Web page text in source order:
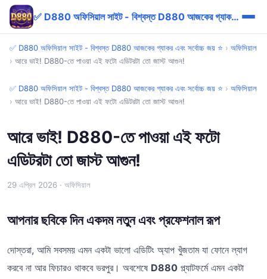
✅ D880 অফিসিয়াল সাইট - বিশ্বস্ত D880 আজকের গ্যাকর এবং সর্বোচ্চ জয় ⭐
✅ D880 অফিসিয়াল সাইট - বিশ্বস্ত D880 আজকের গ্যাকর এবং সর্বোচ্চ জয় ⭐ › অফিসিয়াল
› আরে ভাই! D880-তে পাওয়া এই ফটো এডিটরটা তো জাস্ট আগুন!
✅ D880 অফিসিয়াল সাইট - বিশ্বস্ত D880 আজকের গ্যাকর এবং সর্বোচ্চ জয় ⭐ › অফিসিয়াল
› আরে ভাই! D880-তে পাওয়া এই ফটো এডিটরটা তো জাস্ট আগুন!
আরে ভাই! D880-তে পাওয়া এই ফটো
এডিটরটা তো জাস্ট আগুন!
29 এপ্রিল 2026 · অফিসিয়াল
আপনার ছবিকে দিন একদম নতুন এবং প্রফেশনাল রূপ
দোস্তরা, আমি সবসময় এমন একটা ভালো এডিটিং অ্যাপ খুঁজতাম যা ফোনে ল্যাগ
করবে না আর ফিচারও থাকবে ভরপুর। অবশেষে D880 প্ল্যাটফর্মে এমন একটা